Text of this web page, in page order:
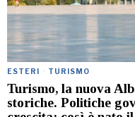
ESTERI · TURISMO
Turismo, la nuova
storiche. Politiche